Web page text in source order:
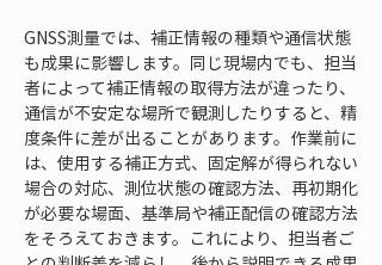
GNSS測量では、補正情報の種類や通信状態
も成果に影響します。同じ現場内でも、担当
者によって補正情報の取得方法が違ったり、
通信が不安定な場所で観測したりすると、精
度条件に差が出ることがあります。作業前に
は、使用する補正方式、固定解が得られない
場合の対応、測位状態の確認方法、再初期化
が必要な場面、基準局や補正配信の確認方法
をそろえておきます。これにより、担当者ご